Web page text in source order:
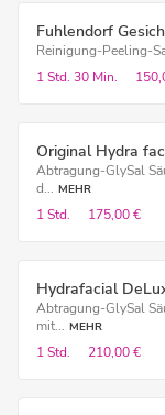
Fuhlendorf
Reinigung-Peeling-
1 Std. 30 Min.
Original Hydra
Abtragung-GlySal
d... MEHR
1 Std. 175,00 €
Hydrafacial
Abtragung-GlySal
mit... MEHR
1 Std. 210,00 €